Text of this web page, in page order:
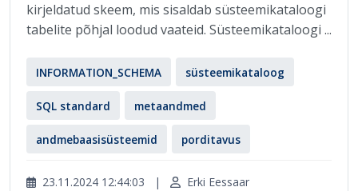
kirjeldatud skeem, mis sisaldab süsteemikataloogi
tabelite põhjal loodud vaateid. Süsteemikataloogi ...
INFORMATION_SCHEMA süsteemikataloog
SQL standard metaandmed
andmebaasisüsteemid porditavus
23.11.2024 12:44:03 | Erki Eessaar